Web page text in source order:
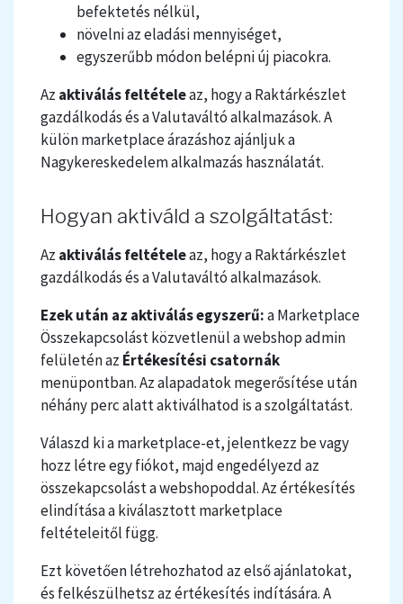
befektetés nélkül,
növelni az eladási mennyiséget,
egyszerűbb módon belépni új piacokra.
Az aktiválás feltételeaz, hogy aRaktárkészlet
gazdálkodásés aValutaváltóalkalmazások. A
külön marketplace árazáshoz ajánljuk a
Nagykereskedelemalkalmazás használatát.
Hogyan aktiváld a szolgáltatást:
Az aktiválás feltételeaz, hogy aRaktárkészlet
gazdálkodásés aValutaváltóalkalmazások.
Ezek után az aktiválás egyszerű:a Marketplace
Összekapcsolást közvetlenül a webshop admin
felületén az Értékesítési csatornák
menüpontban. Az alapadatok megerősítése után
néhány perc alatt aktiválhatod is a szolgáltatást.
Válaszd ki a marketplace-et, jelentkezz be vagy
hozz létre egy fiókot, majd engedélyezd az
összekapcsolást a webshopoddal. Az értékesítés
elindítása a kiválasztott marketplace
feltételeitől függ.
Ezt követően létrehozhatod az első ajánlatokat,
és felkészülhetsz az értékesítés indítására. A